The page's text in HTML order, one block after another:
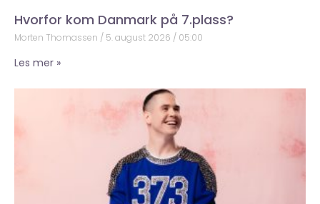
Hvorfor kom Danmark på 7.plass?
Morten Thomassen 5. august 2026 05:00
Les mer »